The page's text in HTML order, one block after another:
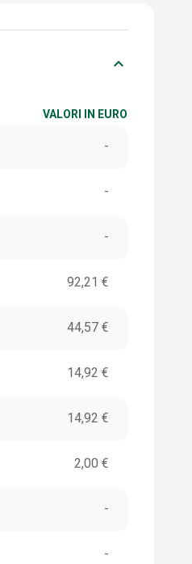
keyboard_arrow_down
VALORI IN EURO
-
-
-
92,21 €
44,57 €
14,92 €
14,92 €
2,00 €
-
-